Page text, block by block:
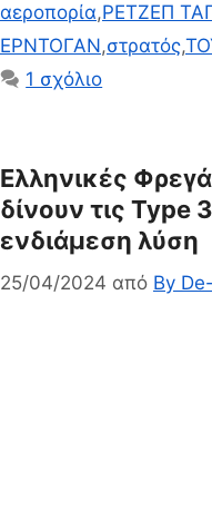
αεροπορία,ΡΕΤΖΕΠ
ΕΡΝΤΟΓΑΝ,στρατός,
1 σχόλιο
Ελληνικές
δίνουν τις Type
ενδιάμεση λύση
25/04/2024 από By